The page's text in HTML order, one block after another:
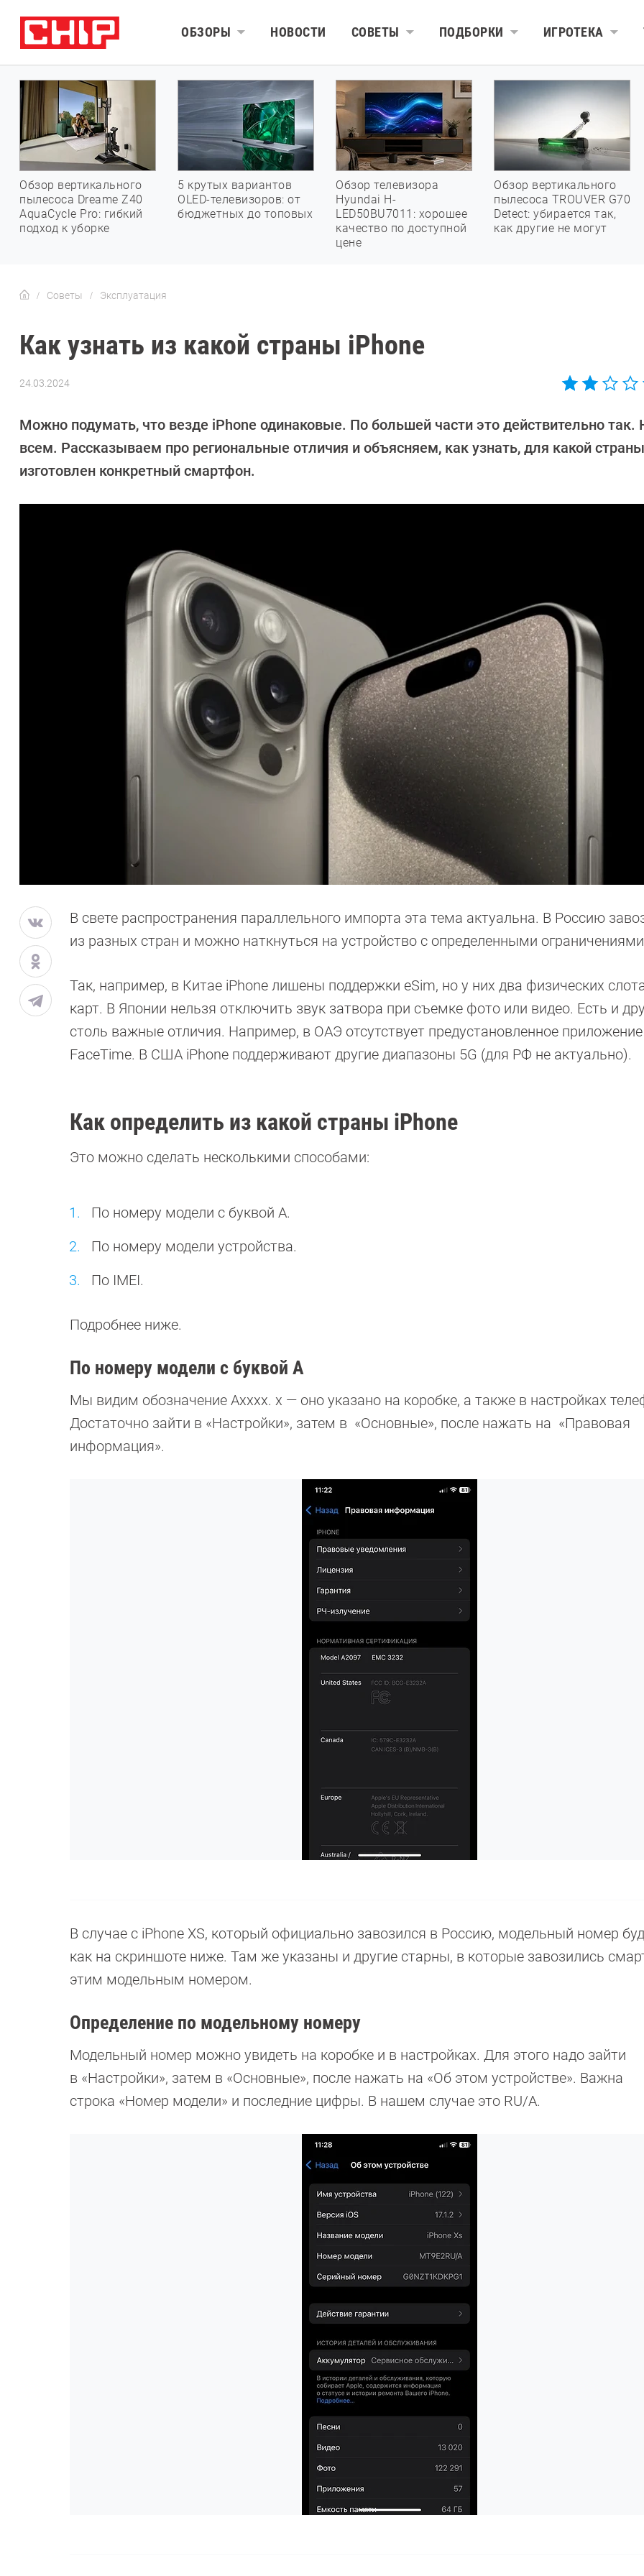
ОБЗОРЫ НОВОСТИ СОВЕТЫ ПОДБОРКИ ИГРОТЕКА
Обзор вертикального
пылесоса Dreame Z40
AquaCycle Pro: гибкий
подход к уборке
5 крутых вариантов
OLED-телевизоров: от
бюджетных до топовых
Обзор телевизора
Hyundai H-
LED50BU7011: хорошее
качество по доступной
цене
Обзор вертикального
пылесоса TROUVER G70
Detect: убирается так,
как другие не могут
Советы Эксплуатация
Как узнать из какой страны iPhone
24.03.2024
Калашников
Можно подумать, что везде iPhone одинаковые. По большей части это действительно так.
всем. Рассказываем про региональные отличия и объясняем, как узнать, для какой страны
изготовлен конкретный смартфон.
В свете распространения параллельного импорта эта тема актуальна. В Россию
из разных стран и можно наткнуться на устройство с определенными
Так, например, в Китае iPhone лишены поддержки eSim, но у них два физических
карт. В Японии нельзя отключить звук затвора при съемке фото или видео. Есть и
столь важные отличия. Например, в ОАЭ отсутствует предустановленное приложение
FaceTime. В США iPhone поддерживают другие диапазоны 5G (для РФ не актуально).
Как определить из какой страны iPhone
Это можно сделать несколькими способами:
По номеру модели с буквой А.
По номеру модели устройства.
По IMEI.
Подробнее ниже.
По номеру модели с буквой А
Мы видим обозначение Axxxx. x — оно указано на коробке, а также в настройках
Достаточно зайти в «Настройки», затем в «Основные», после нажать на «Правовая
информация».
В случае с iPhone XS, который официально завозился в Россию, модельный номер
как на скриншоте ниже. Там же указаны и другие старны, в которые завозились
этим модельным номером.
Определение по модельному номеру
Модельный номер можно увидеть на коробке и в настройках. Для этого надо зайти
в «Настройки», затем в «Основные», после нажать на «Об этом устройстве». Важна
строка «Номер модели» и последние цифры. В нашем случае это RU/A.